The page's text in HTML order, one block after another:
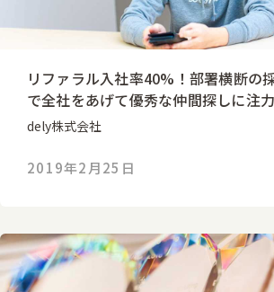
リファラル入社率40%！部署横断の
で全社をあげて優秀な仲間探しに注力
dely株式会社
2019年2月25日